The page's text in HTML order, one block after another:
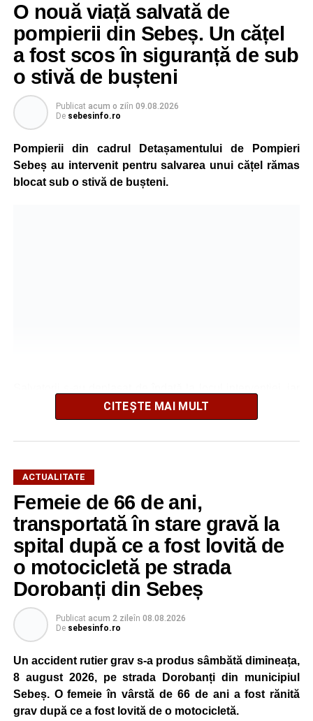
O nouă viață salvată de
pompierii din Sebeș. Un cățel
a fost scos în siguranță de sub
o stivă de bușteni
Publicat acum o ziîn 09.08.2026
De sebesinfo.ro
Pompierii din cadrul Detașamentului de Pompieri
Sebeș au intervenit pentru salvarea unui cățel rămas
blocat sub o stivă de bușteni.
după o operațiune de scurtă durată au reușit să extragă
animalul în siguranță. Cățelul a fost scos teafăr și
nevătămat, spre bucuria celor care au asistat la
Pentru pompierii din Sebeș, fiecare misiune este
importantă, indiferent dacă este vorba despre salvarea
unei persoane sau a unui animal.
„Pentru noi, fiecare viață contează!”, au transmis
reprezentanții ISU Alba.
Adaugă-ne ca sursă preferată
Urmărește-ne pe Google News
Ultimele știri din Sebeș
CITEȘTE MAI MULT
ACTUALITATE
Femeie de 66 de ani,
transportată în stare gravă la
spital după ce a fost lovită de
o motocicletă pe strada
Dorobanți din Sebeș
Publicat acum 2 zileîn 08.08.2026
De sebesinfo.ro
Un accident rutier grav s-a produs sâmbătă dimineața,
8 august 2026, pe strada Dorobanți din municipiul
Sebeș. O femeie în vârstă de 66 de ani a fost rănită
grav după ce a fost lovită de o motocicletă.